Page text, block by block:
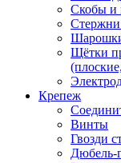
Скобы и
Стержни
Шарошки
Щётки
Крепеж
Винты
Гвозди
Дюбель-